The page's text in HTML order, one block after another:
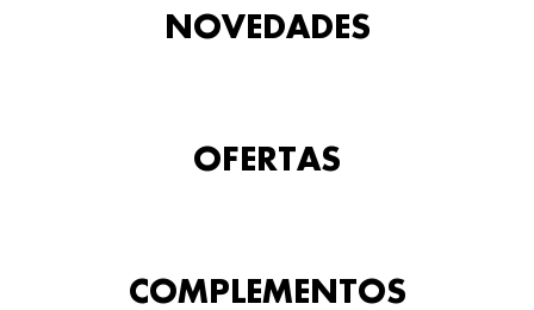
NOVEDADES
OFERTAS
COMPLEMENTOS